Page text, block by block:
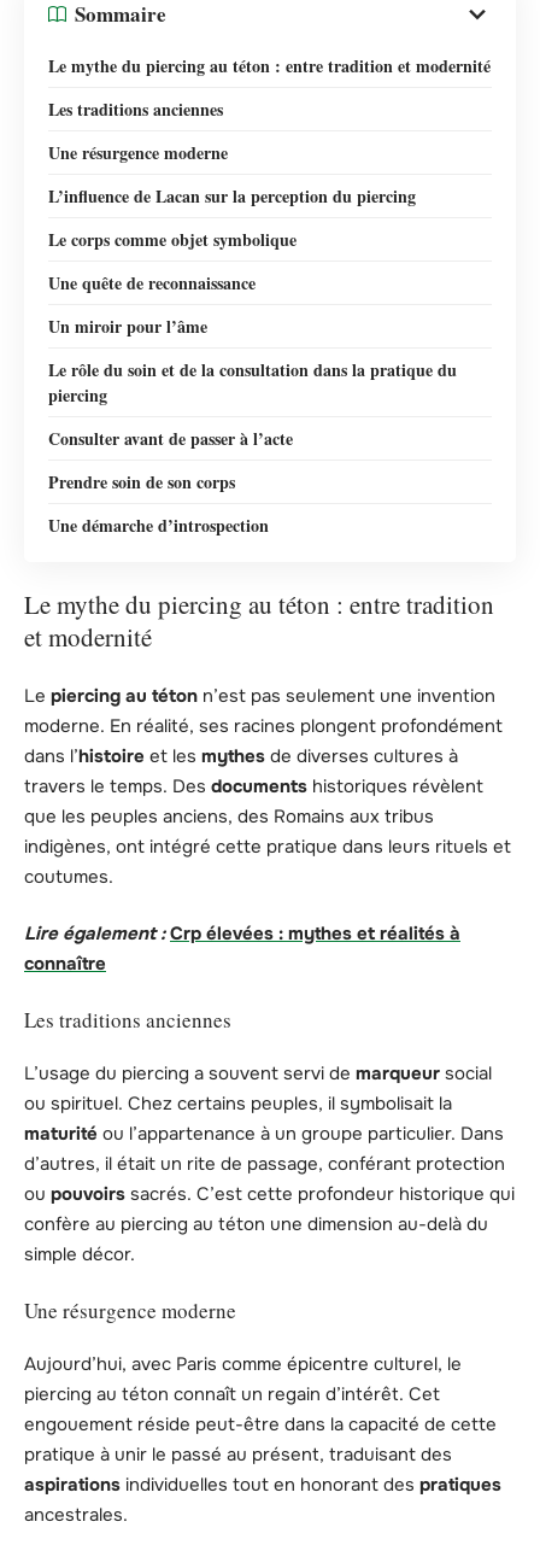
Sommaire
Le mythe du piercing au téton : entre tradition et modernité
Les traditions anciennes
Une résurgence moderne
L’influence de Lacan sur la perception du piercing
Le corps comme objet symbolique
Une quête de reconnaissance
Un miroir pour l’âme
Le rôle du soin et de la consultation dans la pratique du
piercing
Consulter avant de passer à l’acte
Prendre soin de son corps
Une démarche d’introspection
Le mythe du piercing au téton : entre tradition
et modernité
Le piercing au téton n’est pas seulement une invention
moderne. En réalité, ses racines plongent profondément
dans l’histoire et les mythes de diverses cultures à
travers le temps. Des documents historiques révèlent
que les peuples anciens, des Romains aux tribus
indigènes, ont intégré cette pratique dans leurs rituels et
coutumes.
Lire également : Crp élevées : mythes et réalités à
connaître
Les traditions anciennes
L’usage du piercing a souvent servi de marqueur social
ou spirituel. Chez certains peuples, il symbolisait la
maturité ou l’appartenance à un groupe particulier. Dans
d’autres, il était un rite de passage, conférant protection
ou pouvoirs sacrés. C’est cette profondeur historique qui
confère au piercing au téton une dimension au-delà du
simple décor.
Une résurgence moderne
Aujourd’hui, avec Paris comme épicentre culturel, le
piercing au téton connaît un regain d’intérêt. Cet
engouement réside peut-être dans la capacité de cette
pratique à unir le passé au présent, traduisant des
aspirations individuelles tout en honorant des pratiques
ancestrales.